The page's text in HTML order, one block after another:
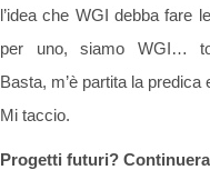
l’idea che WGI debba fare
per uno, siamo WGI…
Basta, m’è partita la
Mi taccio.
Progetti futuri?